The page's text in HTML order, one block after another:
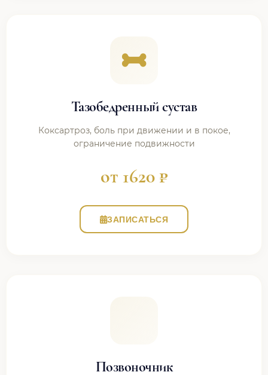
Тазобедренный сустав
Коксартроз, боль при движении и в покое,
ограничение подвижности
от 1620 ₽
ЗАПИСАТЬСЯ
Позвоночник